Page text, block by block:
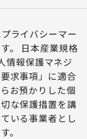
ライバシーマー
。 日本産業規格
情報保護マネジ
求事項」に適合
お預かりした個
な保護措置を講
いる事業者とし
。